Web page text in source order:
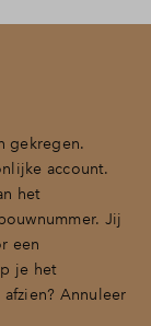
gekregen.
account.
het
Jij
een
je het
Annuleer